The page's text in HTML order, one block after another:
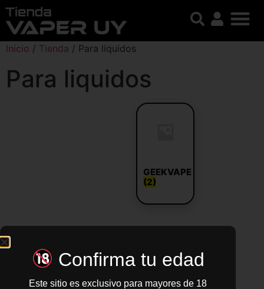
Inicio / Tienda / Para liquidos
Para liquidos
GEEKVAPE
(2)
Confirma tu edad
Este sitio es exclusivo para mayores de 18